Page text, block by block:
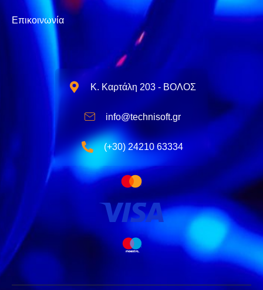
Επικοινωνία
Κ. Καρτάλη 203 - ΒΟΛΟΣ
info@technisoft.gr
(+30) 24210 63334